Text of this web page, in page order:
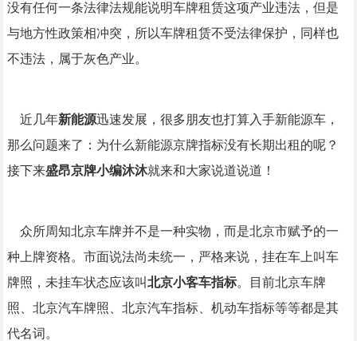
没有任何一条法律法规能说明车牌租赁这项产业违法，但是
与地方性政策相冲突，所以车牌租赁不受法律保护，同样也
不违法，属于灰色产业。
近几年新能源迅速发展，很多朋友也打算入手新能源车，
那么问题来了：为什么新能源京牌指标没有长期出租的呢？
接下来盛昂京牌小编沐沐就来和大家说道说道！
众所周知北京车牌并不是一种实物，而是北京市赋予的一
种上牌资格。市面说法尚未统一，严格来说，挂在车上叫车
牌照，未挂车状态应该叫北京小客车指标。目前北京车牌
照、北京汽车牌照、北京汽车指标、机动车指标等等都是其
代名词。